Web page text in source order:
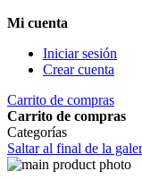
Mi cuenta
Iniciar sesión
Crear cuenta
Carrito de compras
Carrito de compras
Categorías
Saltar al final de la